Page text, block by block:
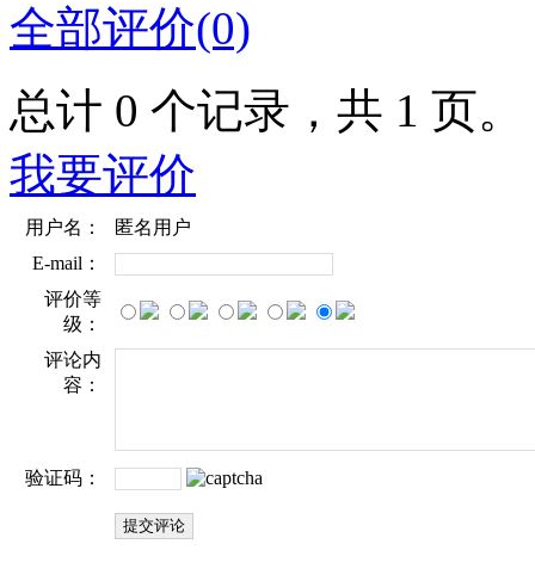
全部评价(0)
总计 0 个记录，共 1 页。
我要评价
用户名：
匿名用户
E-mail：
评价等
级：
评论内
容：
验证码：